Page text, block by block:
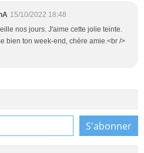
15/10/2022 18:48
nos jours. J'aime cette jolie teinte.
bien ton week-end, chère amie.<br />